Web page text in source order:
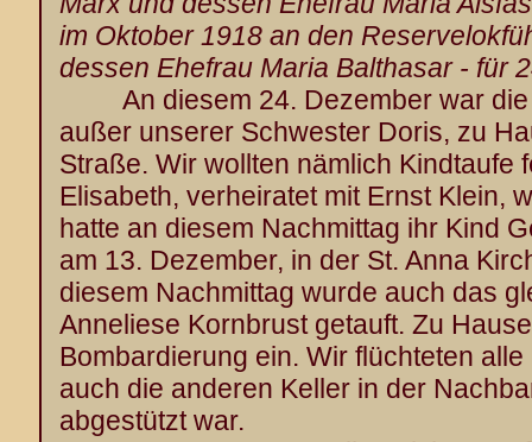
im Oktober 1918 an den
dessen Ehefrau Maria Balthasar - für
An diesem 24. Dezember war die
außer unserer Schwester Doris, zu
Straße. Wir wollten nämlich Kindtaufe
Elisabeth, verheiratet mit Ernst Klein,
hatte an diesem Nachmittag ihr Kind
am 13. Dezember, in der St. Anna
diesem Nachmittag wurde auch das
Anneliese Kornbrust getauft. Zu
Bombardierung ein. Wir flüchteten
auch die anderen Keller in der
abgestützt war.